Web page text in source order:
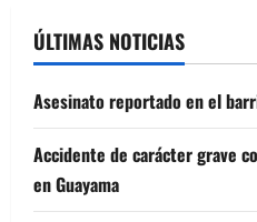
ÚLTIMAS NOTICIAS
Asesinato reportado en el
Accidente de carácter grave
en Guayama